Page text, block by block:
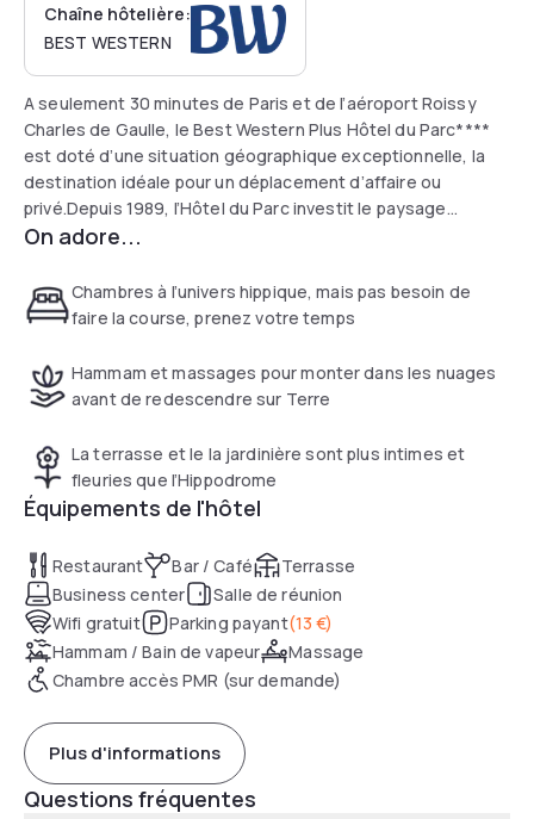
Chaîne hôtelière:
BEST WESTERN
A seulement 30 minutes de Paris et de l’aéroport Roissy
Charles de Gaulle, le Best Western Plus Hôtel du Parc****
est doté d’une situation géographique exceptionnelle, la
destination idéale pour un déplacement d’affaire ou
privé.Depuis 1989, l’Hôtel du Parc investit le paysage
cantilien, pour vous faire vivre des instants emplis de
avec sa terrasse arborée et ses jardinières fleuries.
On adore...
Chambres à l’univers hippique, mais pas besoin de
faire la course, prenez votre temps
Hammam et massages pour monter dans les nuages
avant de redescendre sur Terre
La terrasse et le la jardinière sont plus intimes et
fleuries que l’Hippodrome
Équipements de l'hôtel
Restaurant Bar / Café
Terrasse
Business center
Salle de réunion
Wifi gratuit
Parking payant(13 €)
Hammam / Bain de vapeur
Massage
Chambre accès PMR (sur demande)
Plus d'informations
Questions fréquentes